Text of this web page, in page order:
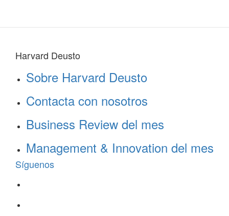
Harvard Deusto
Sobre Harvard Deusto
Contacta con nosotros
Business Review del mes
Management & Innovation del mes
Síguenos